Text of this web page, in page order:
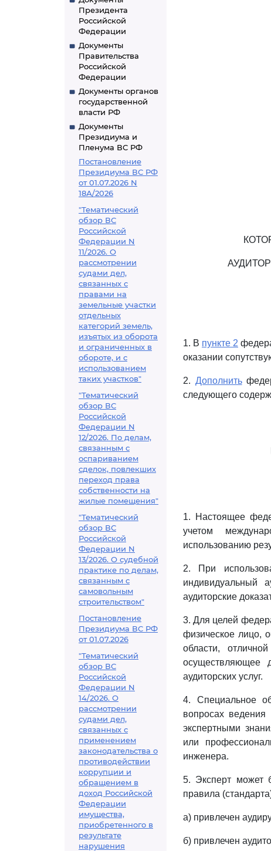
Президента
Российской
Федерации
Документы
Правительства
Российской
Федерации
Документы органов
государственной
власти РФ
Документы
Президиума и
Пленума ВС РФ
Постановление
Президиума ВС РФ
от 01.07.2026 N
18А/2026
"Тематический
обзор ВС
Российской
Федерации N
11/2026. О
рассмотрении
судами дел,
связанных с
правами на
земельные участки
отдельных
категорий земель,
изъятых из оборота
и ограниченных в
обороте, и с
использованием
таких участков"
"Тематический
обзор ВС
Российской
Федерации N
12/2026. По делам,
связанным с
оспариванием
сделок, повлекших
переход права
собственности на
жилые помещения"
"Тематический
обзор ВС
Российской
Федерации N
13/2026. О судебной
практике по делам,
связанным с
самовольным
строительством"
Постановление
Президиума ВС РФ
от 01.07.2026
"Тематический
обзор ВС
Российской
Федерации N
14/2026. О
рассмотрении
судами дел,
связанных с
применением
законодательства о
противодействии
коррупции и
обращением в
доход Российской
Федерации
имущества,
приобретенного в
результате
нарушения
1. В пункте 2
оказании
2. Дополнить
следующего
1. Настоящее
учетом
использованию
2. При
индивидуальный
аудиторские
3. Для целей
физическое лицо,
области,
осуществляющее
аудиторских услуг.
4. Специальное
вопросах ведения
экспертными
или
инженера.
5. Эксперт может
правила
а) привлечен
б) привлечен